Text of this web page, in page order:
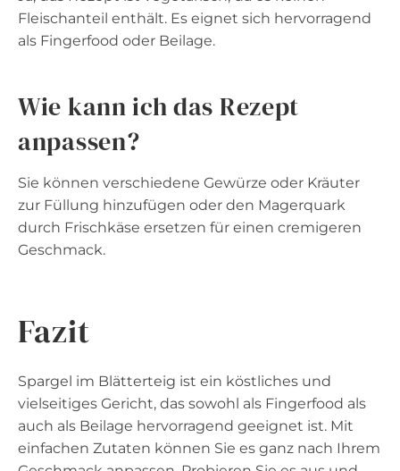
Fleischanteil enthält. Es eignet sich hervorragend
als Fingerfood oder Beilage.
Wie kann ich das Rezept
anpassen?
Sie können verschiedene Gewürze oder Kräuter
zur Füllung hinzufügen oder den Magerquark
durch Frischkäse ersetzen für einen cremigeren
Geschmack.
Fazit
Spargel im Blätterteig ist ein köstliches und
vielseitiges Gericht, das sowohl als Fingerfood als
auch als Beilage hervorragend geeignet ist. Mit
einfachen Zutaten können Sie es ganz nach Ihrem